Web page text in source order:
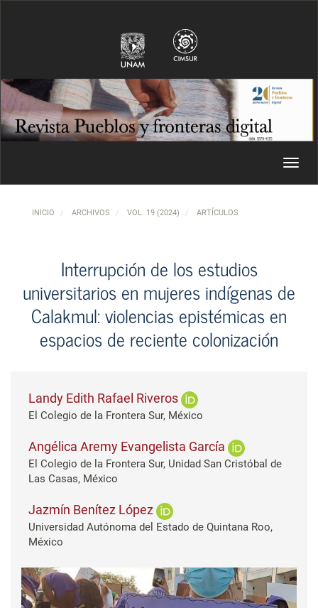
INICIO ARCHIVOS VOL. 19 (2024) ARTÍCULOS
Interrupción de los estudios
universitarios en mujeres indígenas de
Calakmul: violencias epistémicas en
espacios de reciente colonización
Landy Edith Rafael Riveros
El Colegio de la Frontera Sur, México
Angélica Aremy Evangelista García
El Colegio de la Frontera Sur, Unidad San Cristóbal de
Las Casas, México
Jazmín Benítez López
Universidad Autónoma del Estado de Quintana Roo,
México
Barra lateral del artículo